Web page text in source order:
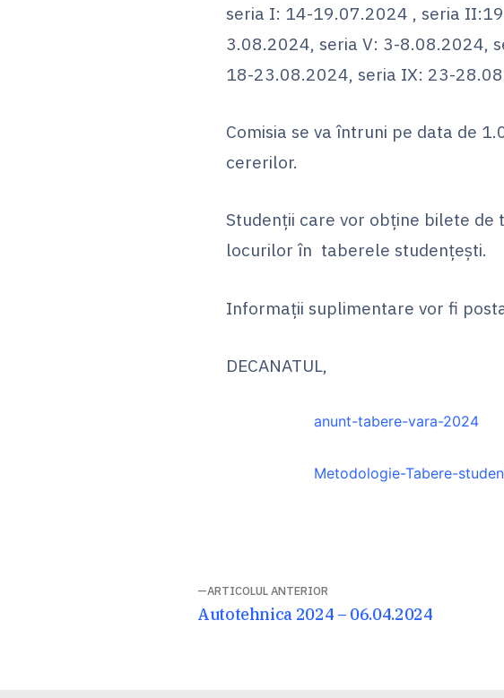
seria I: 14-19.07.2024 , seria
3.08.2024, seria V: 3-8.08.2024,
18-23.08.2024, seria IX: 23-
Comisia se va întruni pe data de
cererilor.
Studenţii care vor obţine bilete
locurilor în taberele studenţeşti.
Informaţii suplimentare vor fi
DECANATUL,
anunt-tabere-vara-2024
Metodologie-Tabere-
ARTICOLUL ANTERIOR
Articolul
Autotehnica 2024 – 06.04.2024